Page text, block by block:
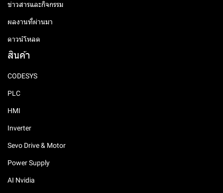
ข่าวสารและกิจกรรม
ผลงานที่ผ่านมา
ดาวน์โหลด
สินค้า
CODESYS
PLC
HMI
Inverter
Sevo Drive & Motor
Power Supply
AI Nvidia